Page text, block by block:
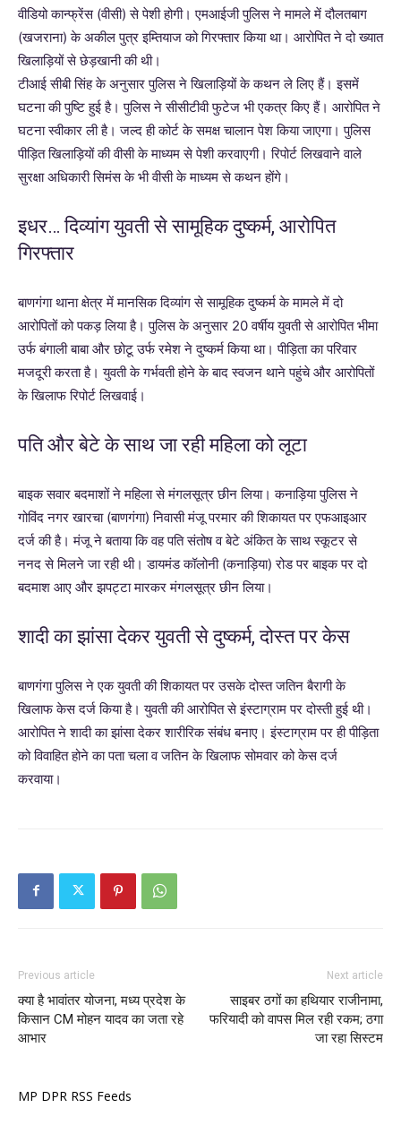
वीडियो कान्फ्रेंस (वीसी) से पेशी होगी। एमआईजी पुलिस ने मामले में दौलतबाग
(खजराना) के अकील पुत्र इम्तियाज को गिरफ्तार किया था। आरोपित ने दो ख्यात
खिलाड़ियों से छेड़खानी की थी।
टीआई सीबी सिंह के अनुसार पुलिस ने खिलाड़ियों के कथन ले लिए हैं। इसमें
घटना की पुष्टि हुई है। पुलिस ने सीसीटीवी फुटेज भी एकत्र किए हैं। आरोपित ने
घटना स्वीकार ली है। जल्द ही कोर्ट के समक्ष चालान पेश किया जाएगा। पुलिस
पीड़ित खिलाड़ियों की वीसी के माध्यम से पेशी करवाएगी। रिपोर्ट लिखवाने वाले
सुरक्षा अधिकारी सिमंस के भी वीसी के माध्यम से कथन होंगे।
इधर… दिव्यांग युवती से सामूहिक दुष्कर्म, आरोपित
गिरफ्तार
बाणगंगा थाना क्षेत्र में मानसिक दिव्यांग से सामूहिक दुष्कर्म के मामले में दो
आरोपितों को पकड़ लिया है। पुलिस के अनुसार 20 वर्षीय युवती से आरोपित भीमा
उर्फ बंगाली बाबा और छोटू उर्फ रमेश ने दुष्कर्म किया था। पीड़िता का परिवार
मजदूरी करता है। युवती के गर्भवती होने के बाद स्वजन थाने पहुंचे और आरोपितों
के खिलाफ रिपोर्ट लिखवाई।
पति और बेटे के साथ जा रही महिला को लूटा
बाइक सवार बदमाशों ने महिला से मंगलसूत्र छीन लिया। कनाड़िया पुलिस ने
गोविंद नगर खारचा (बाणगंगा) निवासी मंजू परमार की शिकायत पर एफआइआर
दर्ज की है। मंजू ने बताया कि वह पति संतोष व बेटे अंकित के साथ स्कूटर से
ननद से मिलने जा रही थी। डायमंड कॉलोनी (कनाड़िया) रोड पर बाइक पर दो
बदमाश आए और झपट्टा मारकर मंगलसूत्र छीन लिया।
शादी का झांसा देकर युवती से दुष्कर्म, दोस्त पर केस
बाणगंगा पुलिस ने एक युवती की शिकायत पर उसके दोस्त जतिन बैरागी के
खिलाफ केस दर्ज किया है। युवती की आरोपित से इंस्टाग्राम पर दोस्ती हुई थी।
आरोपित ने शादी का झांसा देकर शारीरिक संबंध बनाए। इंस्टाग्राम पर ही पीड़िता
को विवाहित होने का पता चला व जतिन के खिलाफ सोमवार को केस दर्ज
करवाया।
Previous article
क्या है भावांतर योजना, मध्य प्रदेश के
किसान CM मोहन यादव का जता रहे
आभार
Next article
साइबर ठगों का हथियार राजीनामा,
फरियादी को वापस मिल रही रकम; ठगा
जा रहा सिस्टम
MP DPR RSS Feeds